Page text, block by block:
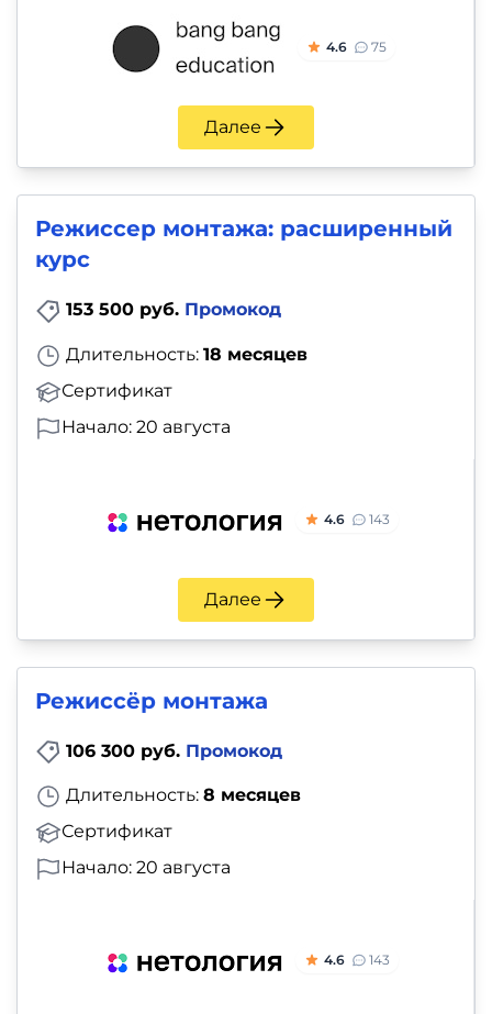
4.6 75
Далее
Режиссер монтажа: расширенный
курс
153 500 руб. Промокод
Длительность: 18 месяцев
Сертификат
Начало: 20 августа
4.6 143
Далее
Режиссёр монтажа
106 300 руб. Промокод
Длительность: 8 месяцев
Сертификат
Начало: 20 августа
4.6 143